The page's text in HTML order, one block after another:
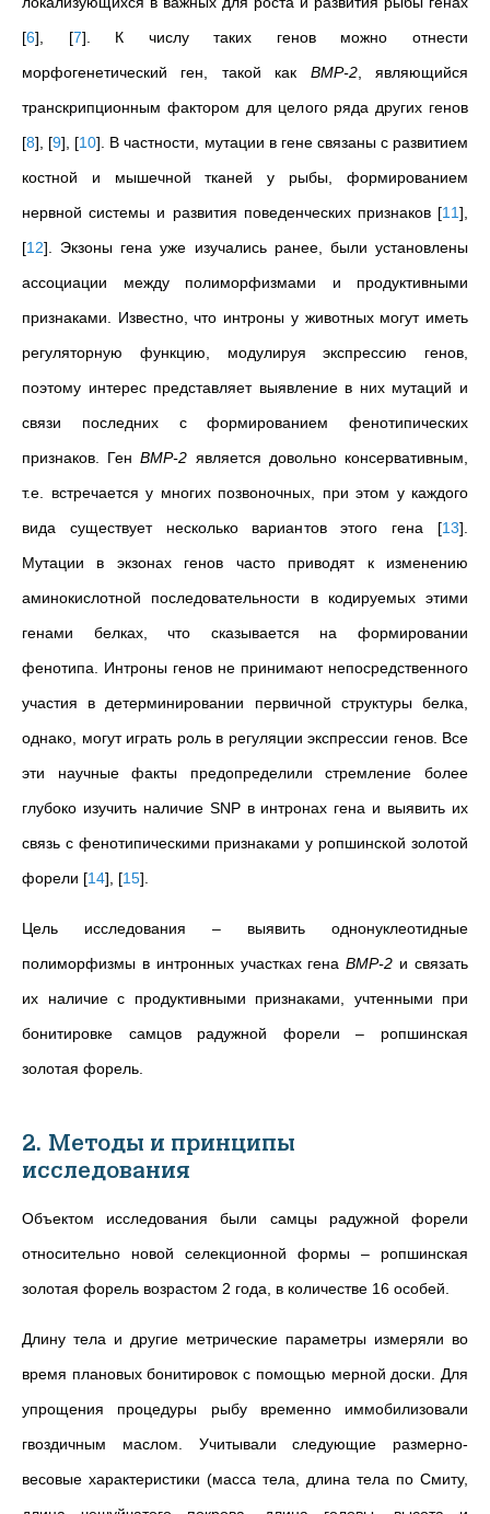
[6] [7] . К числу таких генов можно отнести
морфогенетический ген, такой как BMP-2, являющийся
транскрипционным фактором для целого ряда других генов
[8] [9] [10] . В частности, мутации в гене связаны с развитием
костной и мышечной тканей у рыбы, формированием
нервной системы и развития поведенческих признаков [11]
[12] . Экзоны гена уже изучались ранее, были установлены
ассоциации между полиморфизмами и продуктивными
признаками. Известно, что интроны у животных могут иметь
регуляторную функцию, модулируя экспрессию генов,
поэтому интерес представляет выявление в них мутаций и
связи последних с формированием фенотипических
признаков. Ген BMP-2 является довольно консервативным,
т.е. встречается у многих позвоночных, при этом у каждого
вида существует несколько вариантов этого гена [13]
Мутации в экзонах генов часто приводят к изменению
аминокислотной последовательности в кодируемых этими
генами белках, что сказывается на формировании
фенотипа. Интроны генов не принимают непосредственного
участия в детерминировании первичной структуры белка,
однако, могут играть роль в регуляции экспрессии генов. Все
эти научные факты предопределили стремление более
глубоко изучить наличие SNP в интронах гена и выявить их
связь с фенотипическими признаками у ропшинской золотой
форели [14] [15]
Цель исследования – выявить однонуклеотидные
полиморфизмы в интронных участках генаBMP-2 и связать
их наличие с продуктивными признаками, учтенными при
бонитировке самцов радужной форели – ропшинская
золотая форель.
2. Методы и принципы
исследования
Объектом исследования были самцы радужной форели
относительно новой селекционной формы – ропшинская
золотая форель возрастом 2 года, в количестве 16 особей.
Длину тела и другие метрические параметры измеряли во
время плановых бонитировок с помощью мерной доски. Для
упрощения процедуры рыбу временно иммобилизовали
гвоздичным маслом. Учитывали следующие размерно-
весовые характеристики (масса тела, длина тела по Смиту,